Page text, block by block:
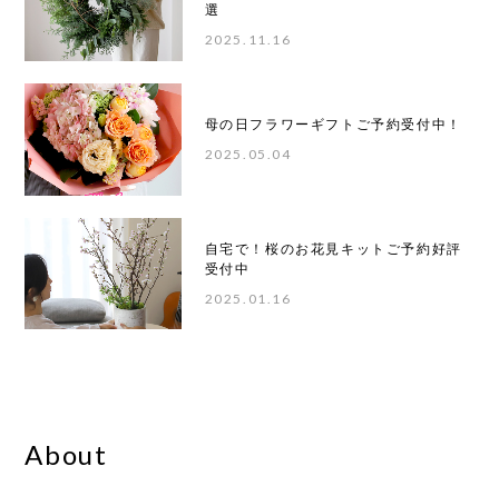
選
2025.11.16
母の日フラワーギフトご予約受付中！
2025.05.04
自宅で！桜のお花見キットご予約好評
受付中
2025.01.16
About